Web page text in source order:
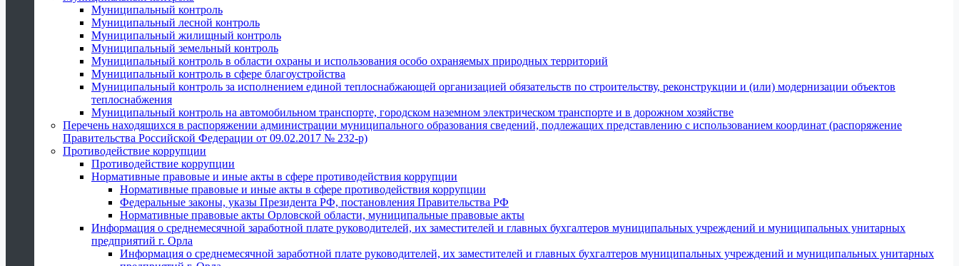
Муниципальный контроль
Муниципальный лесной контроль
Муниципальный жилищный контроль
Муниципальный земельный контроль
Муниципальный контроль в области охраны и использования особо охраняемых природных территорий
Муниципальный контроль в сфере благоустройства
Муниципальный контроль за исполнением единой теплоснабжающей организацией обязательств по строительству, реконструкции и (или) модернизации объектов
теплоснабжения
Муниципальный контроль на автомобильном транспорте, городском наземном электрическом транспорте и в дорожном хозяйстве
Перечень находящихся в распоряжении администрации муниципального образования сведений, подлежащих представлению с использованием координат (распоряжение
Правительства Российской Федерации от 09.02.2017 № 232-р)
Противодействие коррупции
Противодействие коррупции
Нормативные правовые и иные акты в сфере противодействия коррупции
Нормативные правовые и иные акты в сфере противодействия коррупции
Федеральные законы, указы Президента РФ, постановления Правительства РФ
Нормативные правовые акты Орловской области, муниципальные правовые акты
Информация о среднемесячной заработной плате руководителей, их заместителей и главных бухгалтеров муниципальных учреждений и муниципальных унитарных
предприятий г. Орла
Информация о среднемесячной заработной плате руководителей, их заместителей и главных бухгалтеров муниципальных учреждений и муниципальных унитарных